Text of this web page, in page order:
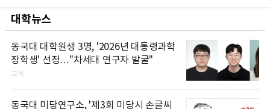
대학뉴스
동국대 대학원생 3명, '2026년 대통령과학
장학생' 선정…"차세대 연구자 발굴"
교육
동국대 미당연구소, '제3회 미당시 손글씨